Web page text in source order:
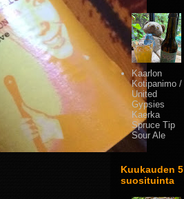
Kaarlon
Kotipanimo /
United
Gypsies
Kaerka
Spruce Tip
Sour Ale
Kuukauden 5
suosituinta